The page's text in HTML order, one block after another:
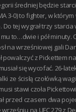
średniej będzie
3-0) to fighter, w
Do tej wygrał trzy
to…dwie i pół minuty.
na wrześniowej gali
powalczyć z Pickettem na
się wycofać. 26-
ze ścisłą czołówką
stawi czoła Pickettowi
przed czasem dwa
na UFC 279 z